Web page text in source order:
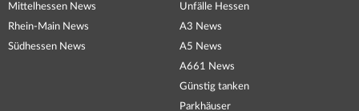
Mittelhessen News
Rhein-Main News
Südhessen News
Unfälle Hessen
A3 News
A5 News
A661 News
Günstig tanken
Parkhäuser